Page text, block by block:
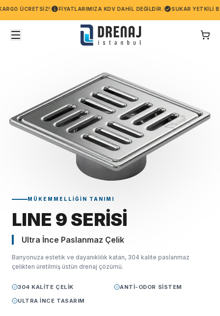
ÜCRETSIZ! FIYATLARIMIZA KDV DAHIL DEĞILDIR. SUKAR YETKILI BAYI
MÜKEMMELLIĞIN TANIMI
LINE 9 SERİSİ
Ultra İnce Paslanmaz Çelik
Banyonuza estetik ve dayanıklılık katan, 304 kalite paslanmaz
çelikten üretilmiş üstün drenaj çözümü.
304 KALITE ÇELIK
ANTI-ODOR SISTEM
ULTRA İNCE TASARIM